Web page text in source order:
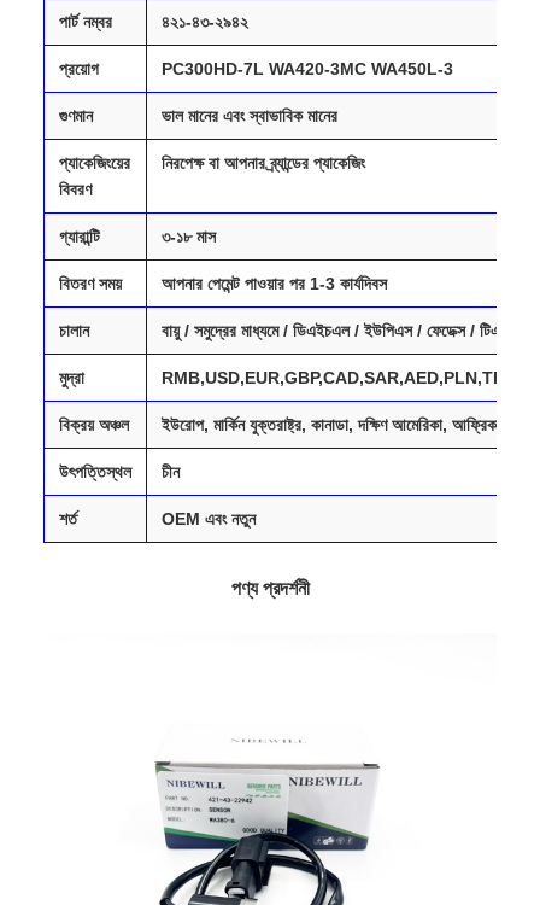
পার্ট নম্বর ৪২১-৪৩-২৯৪২
প্রয়োগ PC300HD-7L WA420-3MC WA450L-3
গুণমান ভাল মানের এবং স্বাভাবিক মানের
প্যাকেজিংয়ের
বিবরণ
নিরপেক্ষ বা আপনার ব্র্যান্ডের প্যাকেজিং
গ্যারান্টি ৩-১৮ মাস
বিতরণ সময় আপনার পেমেন্ট পাওয়ার পর 1-3 কার্যদিবস
চালান বায়ু / সমুদ্রের মাধ্যমে / ডিএইচএল / ইউপিএস / ফেডেক্স / টিএনটি /
মুদ্রা
বিক্রয় অঞ্চল ইউরোপ, মার্কিন যুক্তরাষ্ট্র, কানাডা, দক্ষিণ আমেরিকা, আফ্রিকা,
উৎপত্তিস্থল চীন
শর্ত OEM এবং নতুন
পণ্য প্রদর্শনী